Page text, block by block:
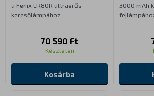
a Fenix LR80R ultraerős
keresőlámpához.
70 590 Ft
Készleten
Kosárba
3000 mAh